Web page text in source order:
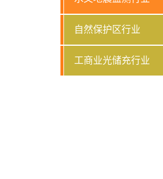
自然保护区行业
工商业光储充行业